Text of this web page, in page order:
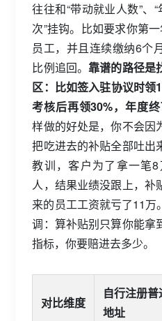
往往和“带动就业人数”、
次”挂钩。比如要求你第
员工，并且连续缴纳6个
比例追回。靠谱的路径是
区：比如签入驻协议时领
考核后再领30%，年度终
样做的好处是，你不会因
把吃进去的补贴全部吐出
教训，客户为了拿一笔
人，结果业绩没跟上，补
来的员工工资就亏了11万
调：算补贴别只算你能拿
指标，你要赔进去多少。
对比维度
自行注册普
地址